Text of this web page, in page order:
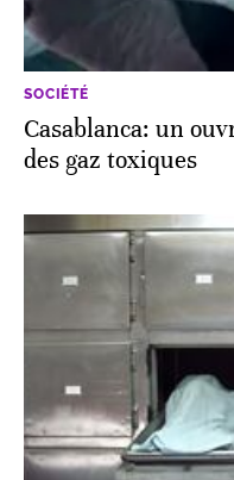
SOCIÉTÉ
Casablanca: un
des gaz toxiques